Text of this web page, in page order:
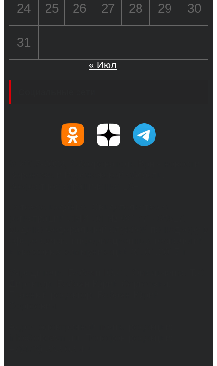
24 25 26 27 28 29 30
31
« Июл